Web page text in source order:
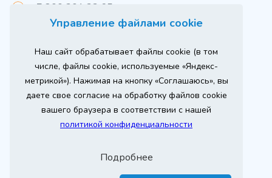
Управление файлами cookie
Наш сайт обрабатывает файлы cookie (в том
числе, файлы cookie, используемые «Яндекс-
метрикой»). Нажимая на кнопку «Соглашаюсь», вы
даете свое согласие на обработку файлов cookie
вашего браузера в соответствии с нашей
политикой конфиденциальности
Подробнее
+7 800 301 33 65
Вся информация на сайте о товарах носит
справочный характер и не является публичной
офертой в соответствии с пунктом 2 статьи 437 ГК РФ.
Для получения подробной информации о наличии и
стоимости указанных товаров и (или) услуг,
пожалуйста, обращайтесь к менеджеру сайта по
телефону
При использовании материалов сайта ссылка
Продвижение сайта
Оставь заявку